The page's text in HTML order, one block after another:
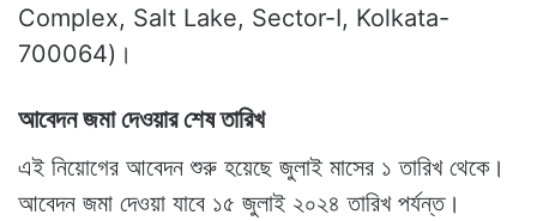
Complex, Salt Lake, Sector-I, Kolkata-
700064)।
আবেদন জমা দেওয়ার শেষ তারিখ
এই নিয়োগের আবেদন শুরু হয়েছে জুলাই মাসের ১ তারিখ থেকে।
আবেদন জমা দেওয়া যাবে ১৫ জুলাই ২০২৪ তারিখ পর্যন্ত।